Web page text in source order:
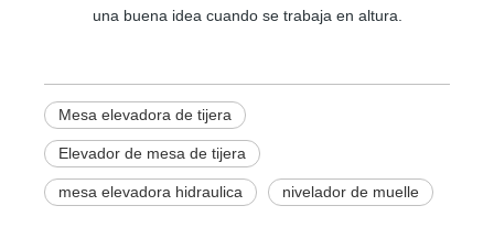
una buena idea cuando se trabaja en altura.
Mesa elevadora de tijera
Elevador de mesa de tijera
mesa elevadora hidraulica nivelador de muelle